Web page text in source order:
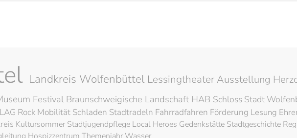
Landkreis Wolfenbüttel Lessingtheater Ausstellung
Festival Braunschweigische Landschaft HAB Schloss Stadt
LAG Rock Mobilität Schladen Stadtradeln Fahrradfahren Förderung Lesung
KultursommerStadtjugendpflege Local Heroes Gedenkstätte Stadtgeschichte